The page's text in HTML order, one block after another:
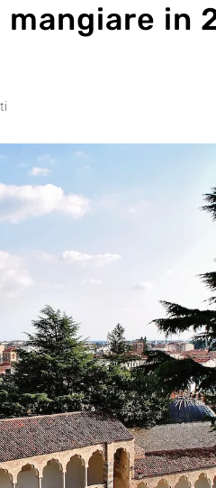
mangiare in